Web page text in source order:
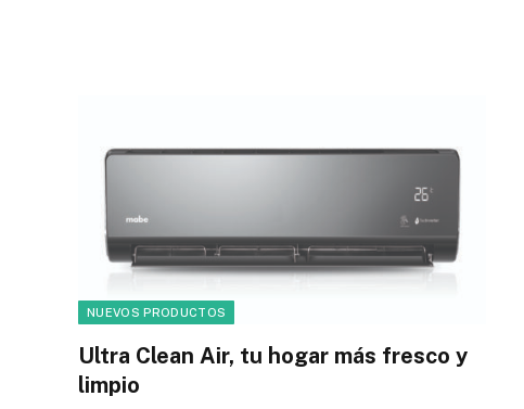
NUEVOS PRODUCTOS
Ultra Clean Air, tu hogar más fresco y
limpio